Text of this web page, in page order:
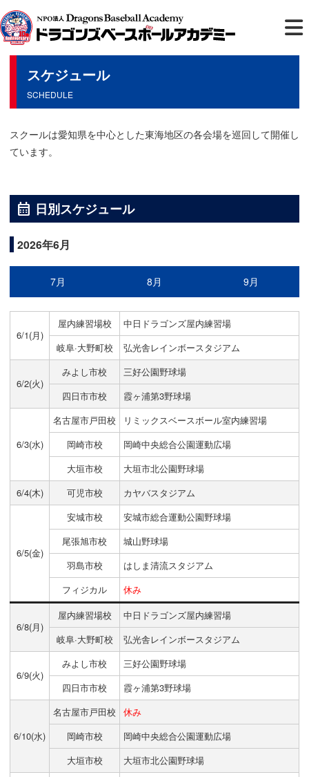
スケジュール
SCHEDULE
スクールは愛知県を中心とした東海地区の各会場を巡回して開催し
ています。
calendar_month 日別スケジュール
2026年6月
7月 8月 9月
6/1(月)
屋内練習場校
中日ドラゴンズ屋内練習場
岐阜·大野町校
弘光舎レインボースタジアム
6/2(火)
みよし市校
三好公園野球場
四日市市校
霞ヶ浦第3野球場
6/3(水)
名古屋市戸田校
リミックスベースボール室内練習場
岡崎市校
岡崎中央総合公園運動広場
大垣市校
大垣市北公園野球場
6/4(木)
可児市校 カヤバスタジアム
6/5(金)
安城市校
安城市総合運動公園野球場
尾張旭市校
城山野球場
羽島市校
はしま清流スタジアム
フィジカル
休み
6/8(月)
屋内練習場校
中日ドラゴンズ屋内練習場
岐阜·大野町校
弘光舎レインボースタジアム
6/9(火)
みよし市校
三好公園野球場
四日市市校
霞ヶ浦第3野球場
6/10(水)
名古屋市戸田校
休み
岡崎市校
岡崎中央総合公園運動広場
大垣市校
大垣市北公園野球場